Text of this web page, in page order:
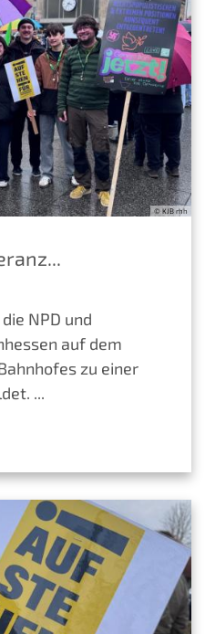
© KJB rhh
NPD und
auf dem
zu einer
...